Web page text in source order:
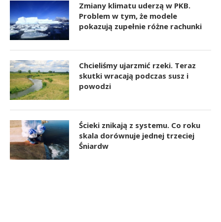
Zmiany klimatu uderzą w PKB.
Problem w tym, że modele
pokazują zupełnie różne rachunki
Chcieliśmy ujarzmić rzeki. Teraz
skutki wracają podczas susz i
powodzi
Ścieki znikają z systemu. Co roku
skala dorównuje jednej trzeciej
Śniardw